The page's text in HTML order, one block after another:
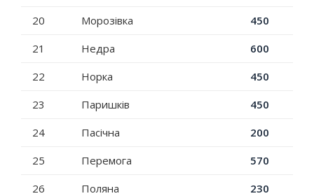
20
Морозівка
450
21
Недра
600
22
Норка
450
23
Паришків
450
24
Пасічна
200
25
Перемога
570
26
Поляна
230